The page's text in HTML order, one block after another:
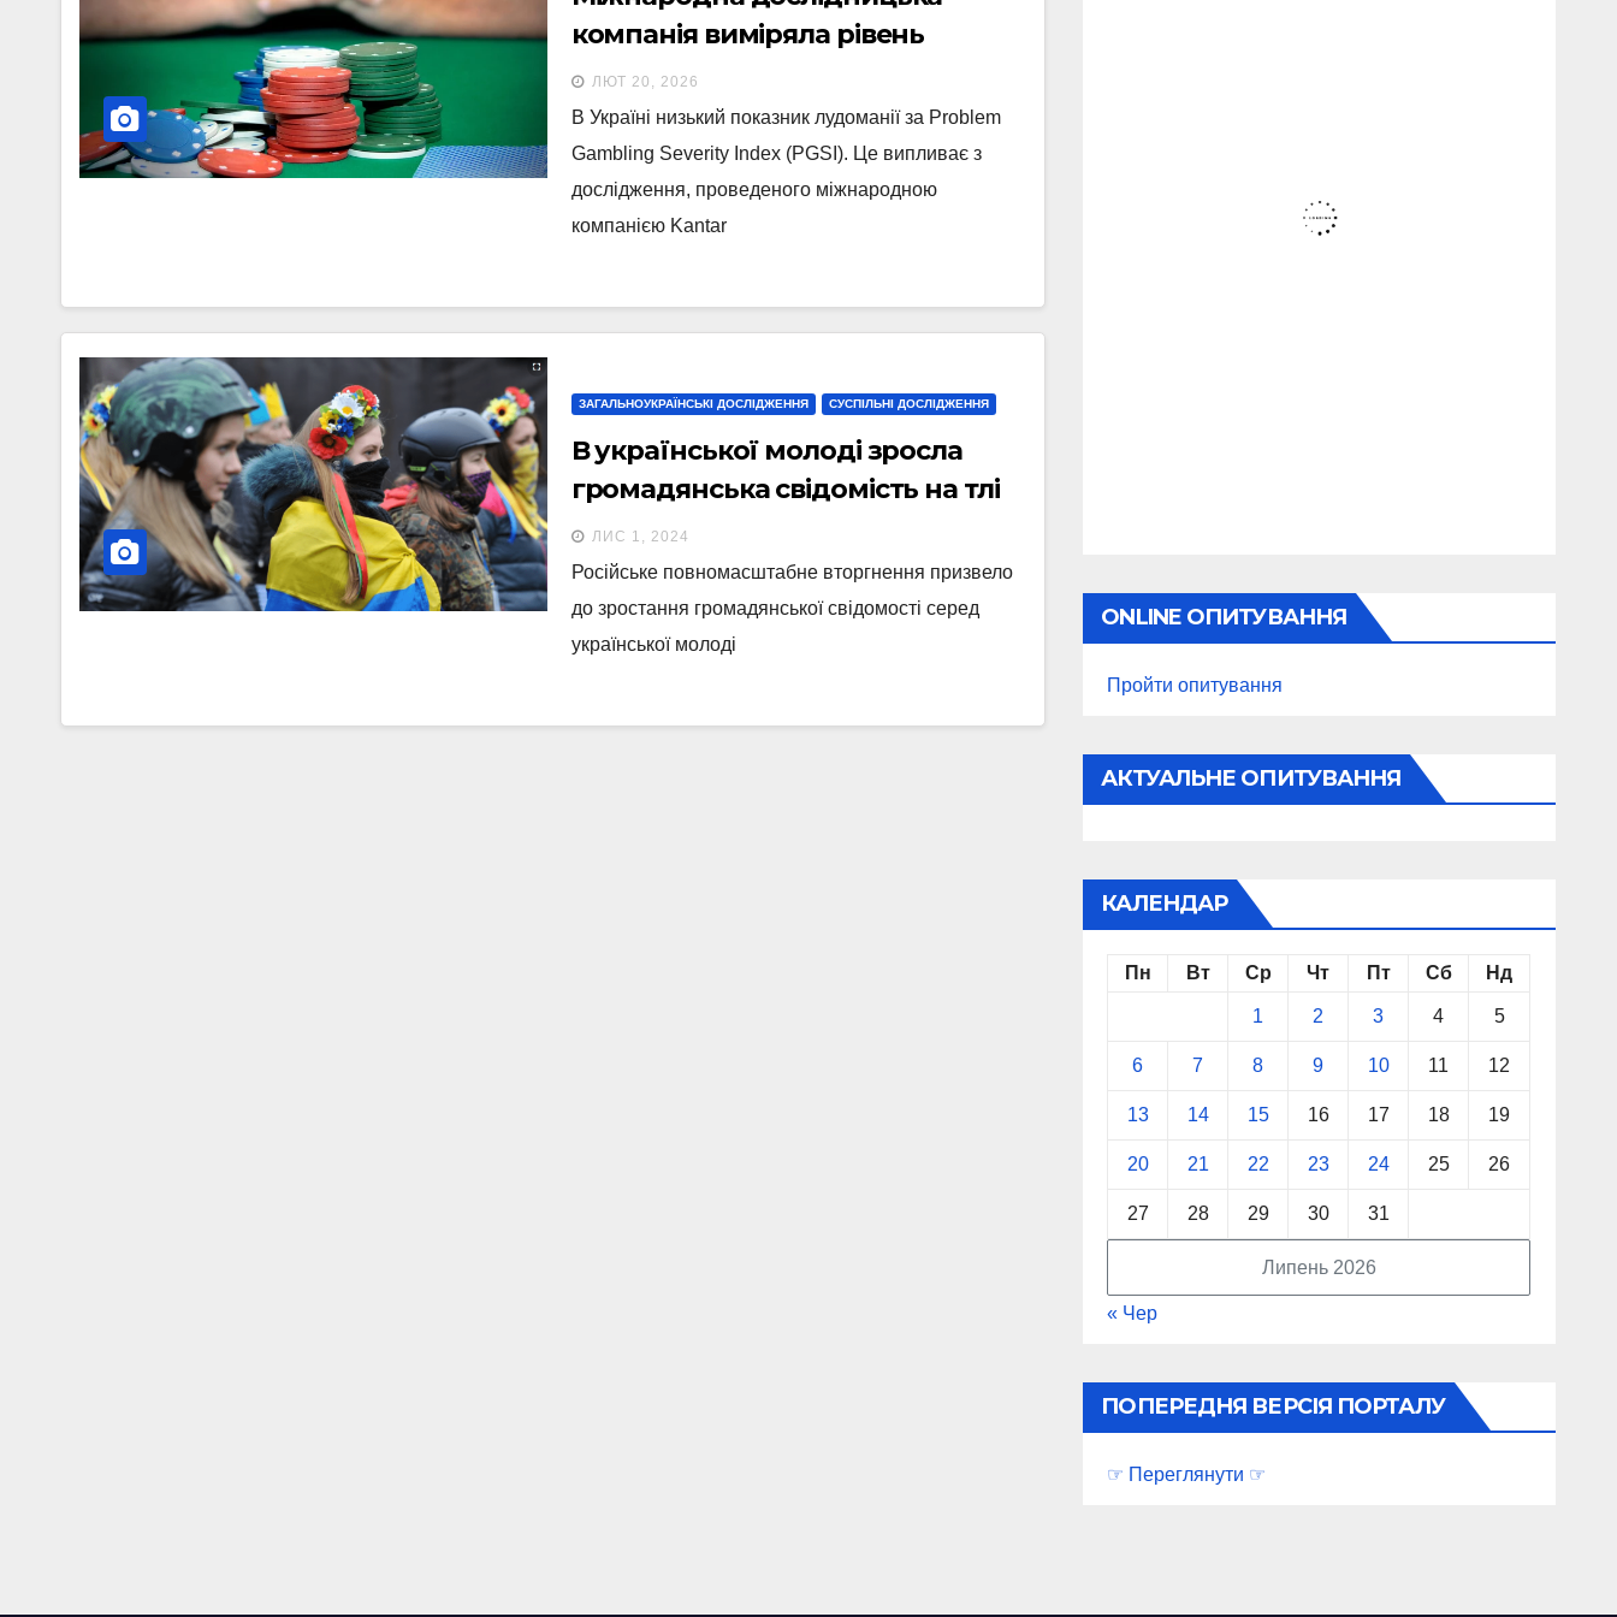
компанія виміряла рівень
гральної залежності в
населення України
ЛЮТ 20, 2026
В Україні низький показник лудоманії за Problem
Gambling Severity Index (PGSI). Це випливає з
дослідження, проведеного міжнародною
компанією Kantar
ЗАГАЛЬНОУКРАЇНСЬКІ ДОСЛІДЖЕННЯ СУСПІЛЬНІ ДОСЛІДЖЕННЯ
В української молоді зросла
громадянська свідомість на тлі
війни – дослідження
ЛИС 1, 2024
Російське повномасштабне вторгнення призвело
до зростання громадянської свідомості серед
української молоді
ONLINE ОПИТУВАННЯ
Пройти опитування
АКТУАЛЬНЕ ОПИТУВАННЯ
КАЛЕНДАР
Липень 2026
Пн Вт Ср Чт Пт Сб Нд
1 2 3 4 5
6 7 8 9 10 11 12
13 14 15 16 17 18 19
20 21 22 23 24 25 26
27 28 29 30 31
« Чер
ПОПЕРЕДНЯ ВЕРСІЯ ПОРТАЛУ
☞ Переглянути ☞